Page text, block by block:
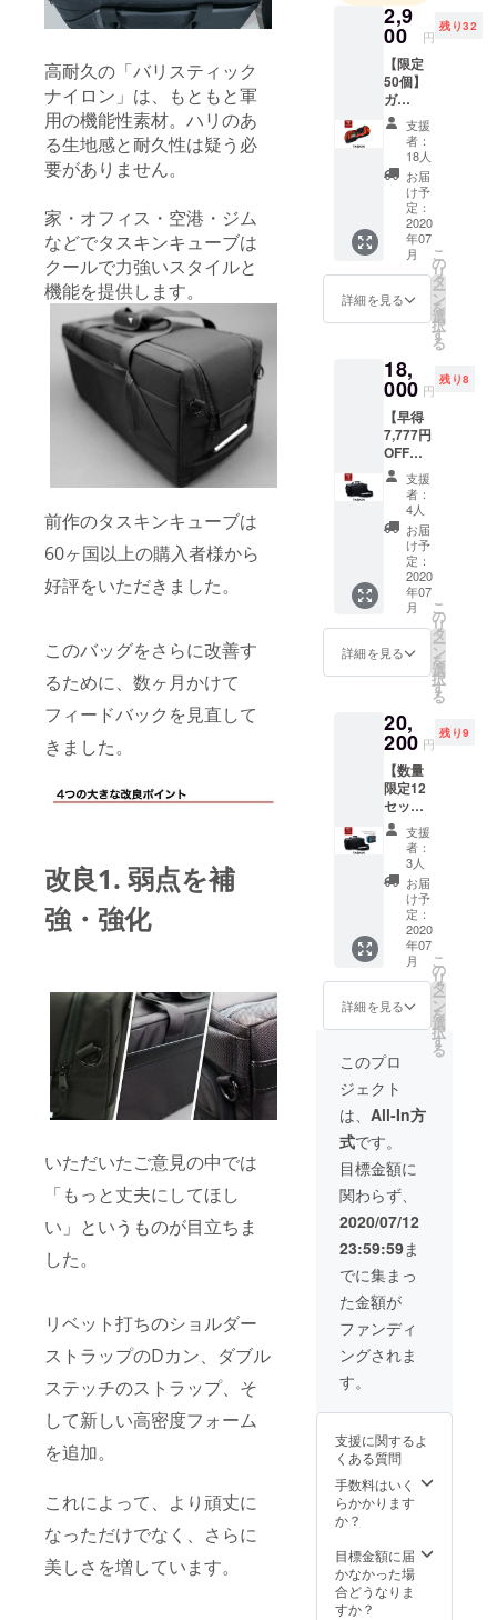
高耐久の「バリスティック
ナイロン」は、もともと軍
用の機能性素材。ハリのあ
る生地感と耐久性は疑う必
要がありません。
家・オフィス・空港・ジム
などでタスキンキューブは
クールで力強いスタイルと
機能を提供します。
前作のタスキンキューブは
60ヶ国以上の購入者様から
好評をいただきました。
このバッグをさらに改善す
るために、数ヶ月かけて
フィードバックを見直して
きました。
改良1. 弱点を補
強・強化
いただいたご意見の中では
「もっと丈夫にしてほし
い」というものが目立ちま
した。
リベット打ちのショルダー
ストラップのDカン、ダブル
ステッチのストラップ、そ
して新しい高密度フォーム
を追加。
これによって、より頑丈に
なっただけでなく、さらに
美しさを増しています。
ラグリッ
プ」は、
ホームセン
ターを中心
に「シリー
ズ累計出荷
68万個」超
を達成
（2024年6月
末時点 メー
カー出荷実
績に基づ
く）。
2,9
00 円
残り32
【限定
50個】
ガ
ジェッ
トス
タッ
シュ
（Gadg
Stash）
1個 ■製
品仕様
サイ
ズ：横
14cm
奥行
8cm 一
般販売
価格
4500円
+ 消費
税 + 送
料1040
円（ヤ
マト60
サイ
ズ）
【3090
OFF】
→ 特別
価格の
込）で
ご提供
ます。
保証：
3ヶ月の
保証付
支援
者：
18人
お届
け予
定：
2020
年07
月
詳細を見る
こ
の
リ
タ
ー
ン
を
選
択
す
る
18,
000 円
残り8
【早得
7,777円
OFF】
＜限定
12個
＞
Taskin
Kube2
■製品仕
ズ：
24cm x
22cm x
54cm
容量：
1.4Kg
使用素
材：
1680D
バリス
ティッ
クナイ
ロン、
280Dナ
イロン
ライニ
ング、
YKK™
ジッ
パー ■
販売価
格 一般
25,777
（送・
税込）
【7,777
円
OFF】
→
18,000
料、税
込）で
ご提供
いたし
ます。
配送：
（ヤマ
発：120
サイ
ズ）
1,577円
付属
品：仕
x1 保
証：3ヶ
月の保
支援
者：
4人
お届
け予
定：
2020
年07
月
詳細を見る
こ
の
リ
タ
ー
ン
を
選
択
す
る
20,
200 円
残り9
【数量
限定12
セッ
ト！】
Taskin
Kube2
KOMPA
Duplex
セット
■製品仕
様
Kube2
サイ
24cm x
22cm x
54cm
容量：
30L 重
量：
1.4Kg
使用素
材：
1680D
バリス
ティッ
クナイ
ロン、
280Dナ
イロン
ライニ
ング、
パー
Sサイ
ズ：約
25cm X
約20cm
販売価
格 一般
販売価
支援
者：
3人
お届
け予
定：
2020
年07
月
詳細を見る
こ
の
リ
タ
ー
ン
を
選
択
す
る
このプロ
ジェクト
は、 All-In方
式です。
目標金額に
関わらず、
2020/07/12
23:59:59ま
でに集まっ
た金額が
ファンディ
ングされま
す。
支援に関するよ
くある質問
手数料はいく
らかかります
か？
目標金額に届
かなかった場
合どうなりま
すか？